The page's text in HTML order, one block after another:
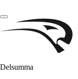
Delsumma